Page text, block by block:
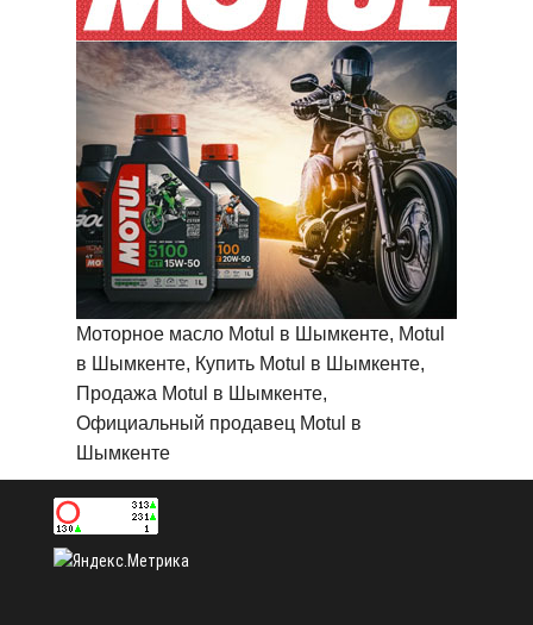
Моторное масло Motul в Шымкенте, Motul
в Шымкенте, Купить Motul в Шымкенте,
Продажа Motul в Шымкенте,
Официальный продавец Motul в
Шымкенте